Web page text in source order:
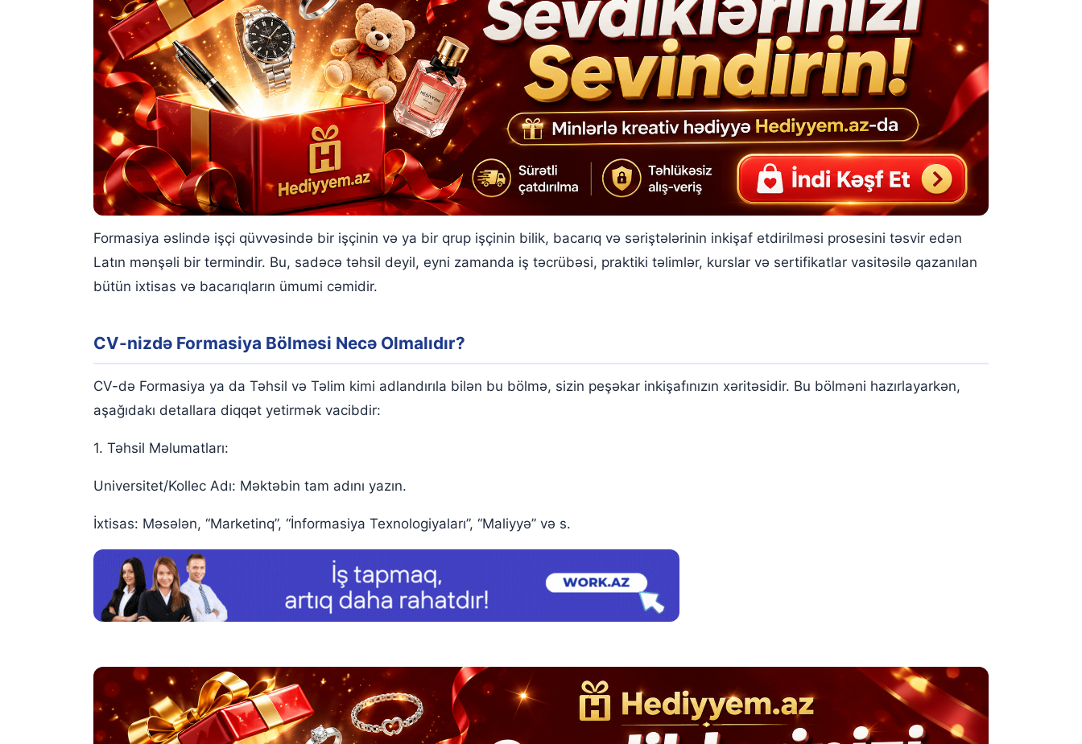
Formasiya əslində işçi qüvvəsində bir işçinin və ya bir qrup işçinin bilik, bacarıq və səriştələrinin inkişaf etdirilməsi prosesini təsvir edən
Latın mənşəli bir termindir. Bu, sadəcə təhsil deyil, eyni zamanda iş təcrübəsi, praktiki təlimlər, kurslar və sertifikatlar vasitəsilə qazanılan
bütün ixtisas və bacarıqların ümumi cəmidir.
CV-nizdə Formasiya Bölməsi Necə Olmalıdır?
CV-də Formasiya ya da Təhsil və Təlim kimi adlandırıla bilən bu bölmə, sizin peşəkar inkişafınızın xəritəsidir. Bu bölməni hazırlayarkən,
aşağıdakı detallara diqqət yetirmək vacibdir:
1. Təhsil Məlumatları:
Universitet/Kollec Adı: Məktəbin tam adını yazın.
İxtisas: Məsələn, “Marketinq”, “İnformasiya Texnologiyaları”, “Maliyyə” və s.